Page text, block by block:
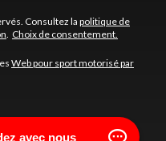
Consultez la politique de
. Choix de consentement.
Web pour sport motorisé par